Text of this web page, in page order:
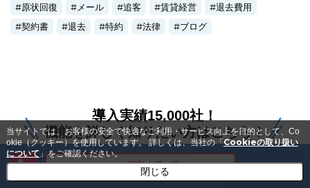
原状回復
メール 追客 賃貸経営
退去費用
契約書
退去 特約 法律 ブログ
導入実績15,000社！
機能を詳しく知りたい方はこちら！
メールで資料を受け取る
当サイトでは、お客様の安全で快適なご利用・サービス向上を目的として、Co
okie（クッキー）を使用しています。詳しくは、当社の「Cookieの取り扱い
について 」をご確認ください。
閉じる